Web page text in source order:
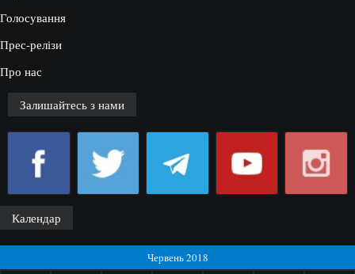
Голосування
Прес-релізи
Про нас
Залишайтесь з нами
Календар
Червень 2018